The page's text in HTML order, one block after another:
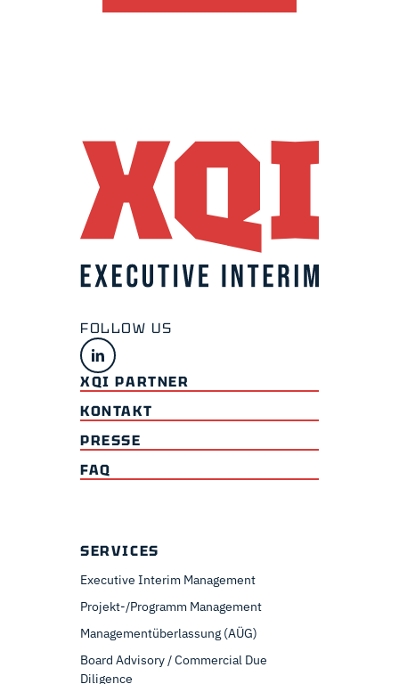
XQI PARTNER
KONTAKT
PRESSE
FAQ
SERVICES
Executive Interim Management
Projekt-/Programm Management
Managementüberlassung (AÜG)
Board Advisory / Commercial Due
Diligence